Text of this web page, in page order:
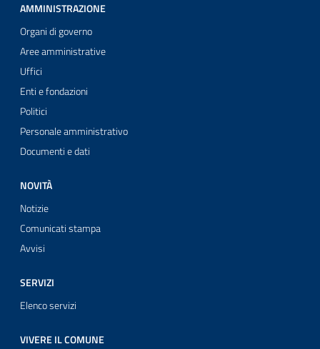
AMMINISTRAZIONE
Organi di governo
Aree amministrative
Uffici
Enti e fondazioni
Politici
Personale amministrativo
Documenti e dati
NOVITÀ
Notizie
Comunicati stampa
Avvisi
SERVIZI
Elenco servizi
VIVERE IL COMUNE